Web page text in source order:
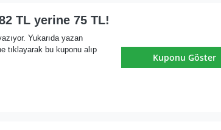
TL yerine 75 TL!
Yukarıda yazan
tıklayarak bu kuponu alıp
Kuponu Göster